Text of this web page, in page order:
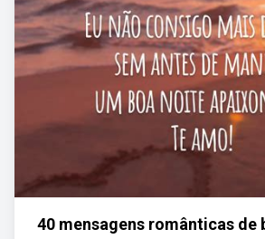
40 mensagens românticas de